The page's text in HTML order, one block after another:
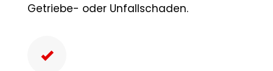
Getriebe- oder Unfallschaden.